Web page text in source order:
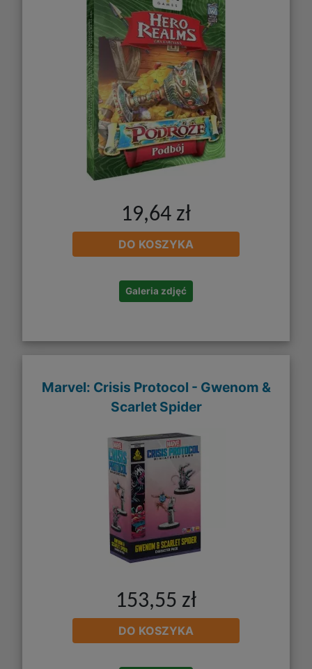
19,64 zł
DO KOSZYKA
Galeria zdjęć
Marvel: Crisis Protocol - Gwenom &
Scarlet Spider
153,55 zł
DO KOSZYKA